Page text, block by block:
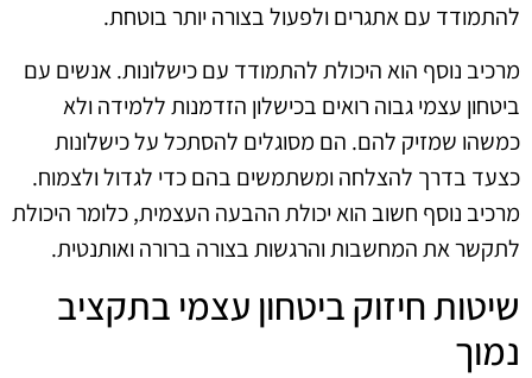
להתמודד עם אתגרים ולפעול בצורה יותר בוטחת.
מרכיב נוסף הוא היכולת להתמודד עם כישלונות. אנשים עם
ביטחון עצמי גבוה רואים בכישלון הזדמנות ללמידה ולא
כמשהו שמזיק להם. הם מסוגלים להסתכל על כישלונות
כצעד בדרך להצלחה ומשתמשים בהם כדי לגדול ולצמוח.
מרכיב נוסף חשוב הוא יכולת ההבעה העצמית, כלומר היכולת
לתקשר את המחשבות והרגשות בצורה ברורה ואותנטית.
שיטות חיזוק ביטחון עצמי בתקציב
נמוך